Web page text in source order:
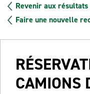
Revenir aux
Faire une nouvelle
CAMIONS